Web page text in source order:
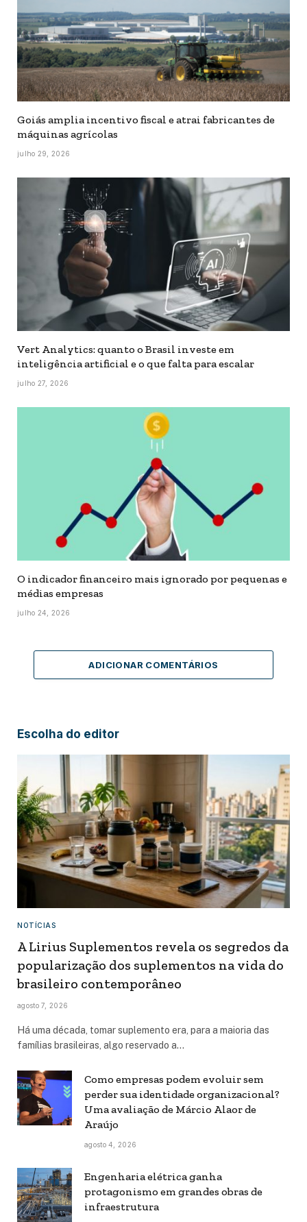
Goiás amplia incentivo fiscal e atrai fabricantes de
máquinas agrícolas
julho 29, 2026
Vert Analytics: quanto o Brasil investe em
inteligência artificial e o que falta para escalar
julho 27, 2026
O indicador financeiro mais ignorado por pequenas e
médias empresas
julho 24, 2026
ADICIONAR COMENTÁRIOS
Escolha do editor
NOTÍCIAS
A Lirius Suplementos revela os segredos da
popularização dos suplementos na vida do
brasileiro contemporâneo
agosto 7, 2026
Há uma década, tomar suplemento era, para a maioria das
famílias brasileiras, algo reservado a…
Como empresas podem evoluir sem
perder sua identidade organizacional?
Uma avaliação de Márcio Alaor de
Araújo
agosto 4, 2026
Engenharia elétrica ganha
protagonismo em grandes obras de
infraestrutura